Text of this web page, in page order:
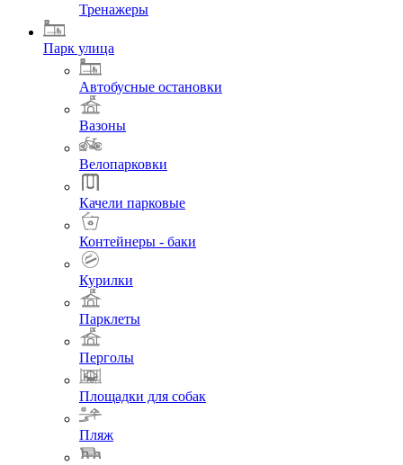
Тренажеры
Парк улица
Автобусные остановки
Вазоны
Велопарковки
Качели парковые
Контейнеры - баки
Курилки
Парклеты
Перголы
Площадки для собак
Пляж